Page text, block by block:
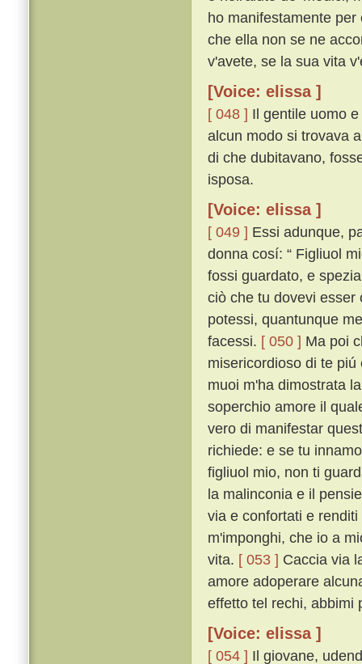
ho manifestamente
che ella non se ne
v'avete, se la sua vita
[Voice: elissa ]
[ 048 ] Il gentile uomo
alcun modo si trovava
di che dubitavano,
isposa.
[Voice: elissa ]
[ 049 ] Essi adunque,
donna cosí: “ Figliuol
fossi guardato, e
ciò che tu dovevi esser
potessi, quantunque
facessi. [ 050 ] Ma poi
misericordioso di te
muoi m'ha dimostrata
soperchio amore il
vero di manifestar
richiede: e se tu
figliuol mio, non ti
la malinconia e il
via e confortati e
m'imponghi, che io a
vita. [ 053 ] Caccia via
amore adoperare
effetto tel rechi, abbimi
[Voice: elissa ]
[ 054 ] Il giovane,